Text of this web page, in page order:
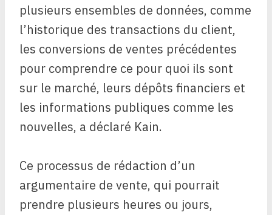
plusieurs ensembles de données, comme
l’historique des transactions du client,
les conversions de ventes précédentes
pour comprendre ce pour quoi ils sont
sur le marché, leurs dépôts financiers et
les informations publiques comme les
nouvelles, a déclaré Kain.
Ce processus de rédaction d’un
argumentaire de vente, qui pourrait
prendre plusieurs heures ou jours,